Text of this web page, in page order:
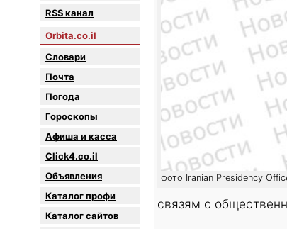
RSS канал
Orbita.co.il
Словари
Почта
Погода
Гороскопы
Афиша и касса
Click4.co.il
Объявления
Каталог профи
Каталог сайтов
фото Iranian Presidency
связям с